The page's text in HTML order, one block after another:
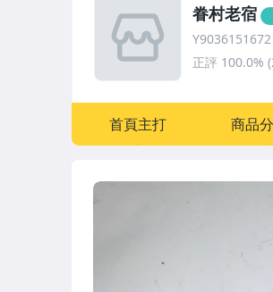
眷村老宿
Y9036151672
正評 100.0% (
首頁主打 商品